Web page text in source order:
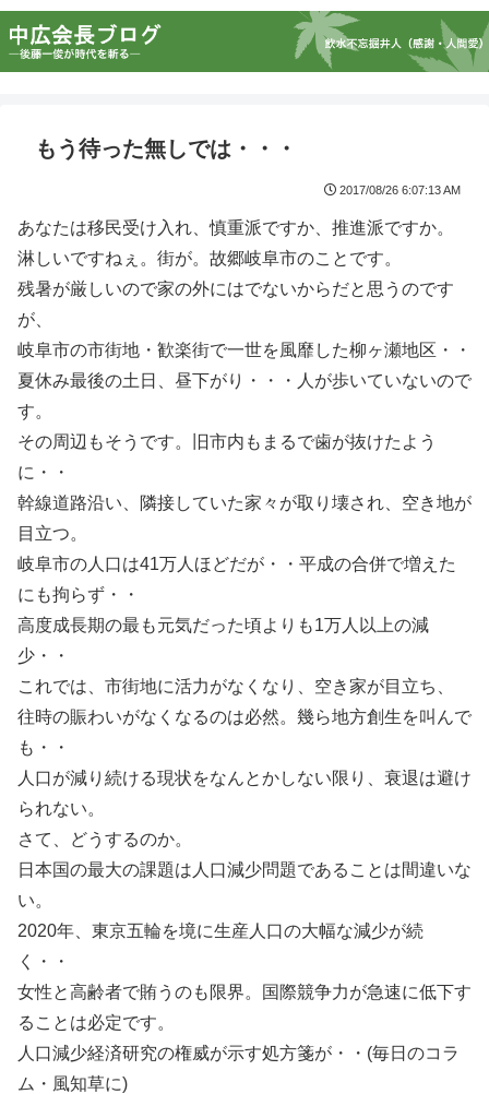
もう待った無しでは・・・
2017/08/26 6:07:13 AM
あなたは移民受け入れ、慎重派ですか、推進派ですか。
淋しいですねぇ。街が。故郷岐阜市のことです。
残暑が厳しいので家の外にはでないからだと思うのです
が、
岐阜市の市街地・歓楽街で一世を風靡した柳ヶ瀬地区・・
夏休み最後の土日、昼下がり・・・人が歩いていないので
す。
その周辺もそうです。旧市内もまるで歯が抜けたよう
に・・
幹線道路沿い、隣接していた家々が取り壊され、空き地が
目立つ。
岐阜市の人口は41万人ほどだが・・平成の合併で増えた
にも拘らず・・
高度成長期の最も元気だった頃よりも1万人以上の減
少・・
これでは、市街地に活力がなくなり、空き家が目立ち、
往時の賑わいがなくなるのは必然。幾ら地方創生を叫んで
も・・
人口が減り続ける現状をなんとかしない限り、衰退は避け
られない。
さて、どうするのか。
日本国の最大の課題は人口減少問題であることは間違いな
い。
2020年、東京五輪を境に生産人口の大幅な減少が続
く・・
女性と高齢者で賄うのも限界。国際競争力が急速に低下す
ることは必定です。
人口減少経済研究の権威が示す処方箋が・・(毎日のコラ
ム・風知草に)